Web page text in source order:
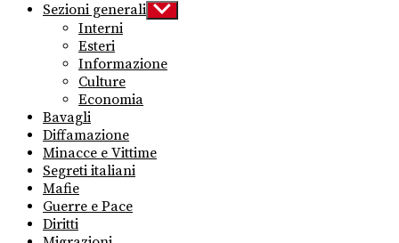
Sezioni generali Show
sub
Interni
Esteri
Informazione
Culture
Economia
Bavagli
Diffamazione
Minacce e Vittime
Segreti italiani
Mafie
Guerre e Pace
Diritti